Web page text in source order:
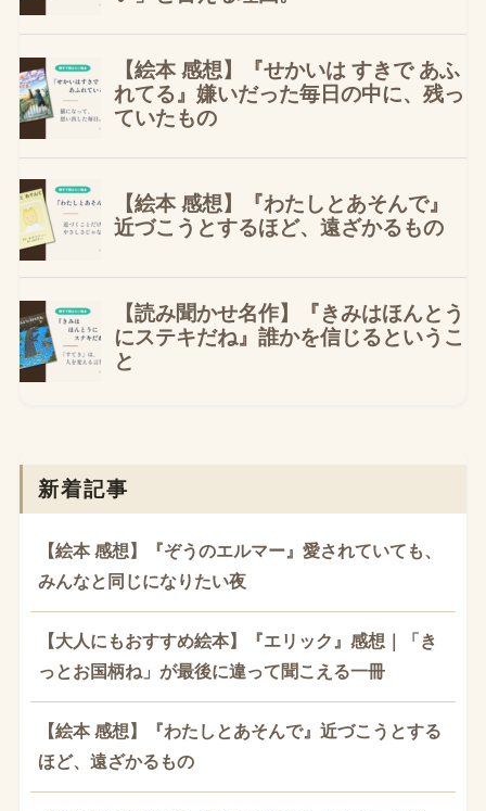
新着記事
【絵本 感想】『ぞうのエルマー』愛されていても、
みんなと同じになりたい夜
【大人にもおすすめ絵本】『エリック』感想｜「き
っとお国柄ね」が最後に違って聞こえる一冊
【絵本 感想】『わたしとあそんで』近づこうとする
ほど、遠ざかるもの